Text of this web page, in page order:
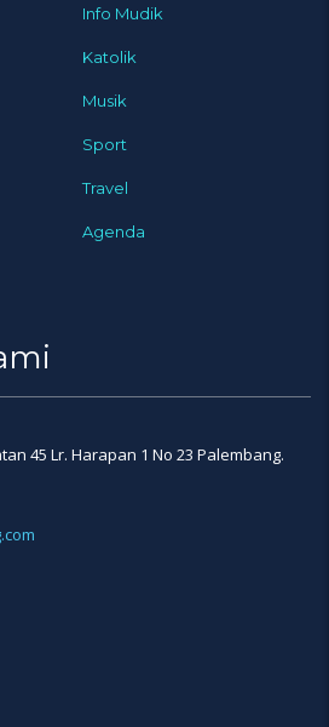
Info Mudik
Katolik
Musik
Sport
Travel
Agenda
45 Lr. Harapan 1 No 23 Palembang.